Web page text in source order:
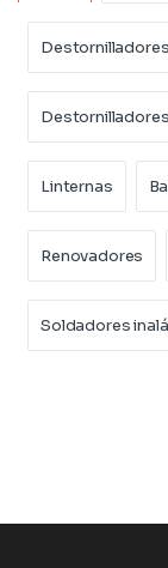
Destornilladores
Destornilladores
Linternas
Renovadores
Soldadores